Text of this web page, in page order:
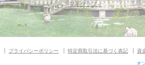
マギグラフィ
プライバシーポリシー 特定商取引法に基づく表記 資
オ